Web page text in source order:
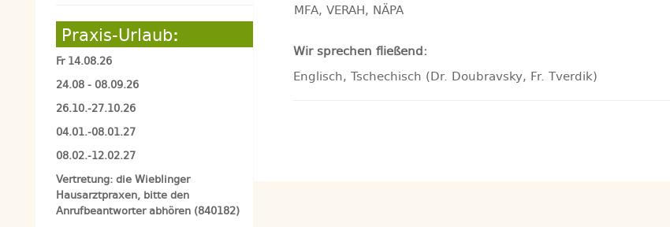
Praxis-Urlaub:
Fr 14.08.26
24.08 - 08.09.26
26.10.-27.10.26
04.01.-08.01.27
08.02.-12.02.27
Vertretung: die Wieblinger
Hausarztpraxen, bitte den
Anrufbeantworter abhören (840182)
MFA, VERAH, NÄPA
Wir sprechen fließend:
Englisch, Tschechisch (Dr. Doubravsky, Fr. Tverdik)